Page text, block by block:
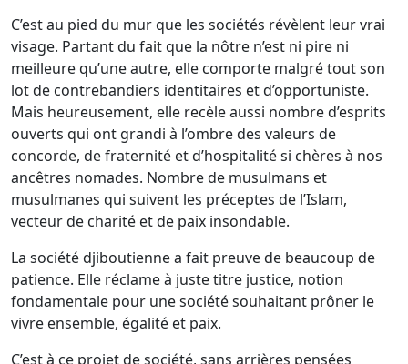
C’est au pied du mur que les sociétés révèlent leur vrai
visage. Partant du fait que la nôtre n’est ni pire ni
meilleure qu’une autre, elle comporte malgré tout son
lot de contrebandiers identitaires et d’opportuniste.
Mais heureusement, elle recèle aussi nombre d’esprits
ouverts qui ont grandi à l’ombre des valeurs de
concorde, de fraternité et d’hospitalité si chères à nos
ancêtres nomades. Nombre de musulmans et
musulmanes qui suivent les préceptes de l’Islam,
vecteur de charité et de paix insondable.
La société djiboutienne a fait preuve de beaucoup de
patience. Elle réclame à juste titre justice, notion
fondamentale pour une société souhaitant prôner le
vivre ensemble, égalité et paix.
C’est à ce projet de société, sans arrières pensées